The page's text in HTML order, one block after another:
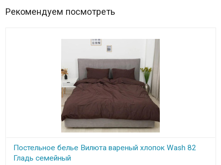
Рекомендуем посмотреть
Постельное белье Вилюта вареный хлопок Wash 82
Гладь семейный